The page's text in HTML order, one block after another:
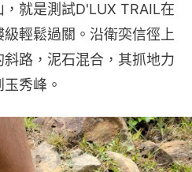
就是測試D'LUX TRAIL在
輕鬆過關。沿衛奕信徑上
路，泥石混合，其抓地力
秀峰。